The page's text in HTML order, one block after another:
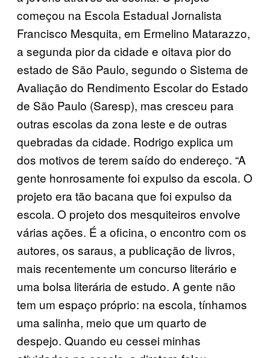
começou na Escola Estadual Jornalista
Francisco Mesquita, em Ermelino Matarazzo,
a segunda pior da cidade e oitava pior do
estado de São Paulo, segundo o Sistema de
Avaliação do Rendimento Escolar do Estado
de São Paulo (Saresp), mas cresceu para
outras escolas da zona leste e de outras
quebradas da cidade. Rodrigo explica um
dos motivos de terem saído do endereço. “A
gente honrosamente foi expulso da escola. O
projeto era tão bacana que foi expulso da
escola. O projeto dos mesquiteiros envolve
várias ações. É a oficina, o encontro com os
autores, os saraus, a publicação de livros,
mais recentemente um concurso literário e
uma bolsa literária de estudo. A gente não
tem um espaço próprio: na escola, tínhamos
uma salinha, meio que um quarto de
despejo. Quando eu cessei minhas